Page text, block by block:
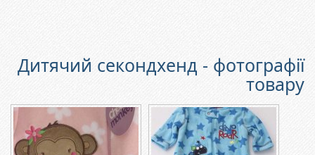
Дитячий секондхенд - фотографії
товару